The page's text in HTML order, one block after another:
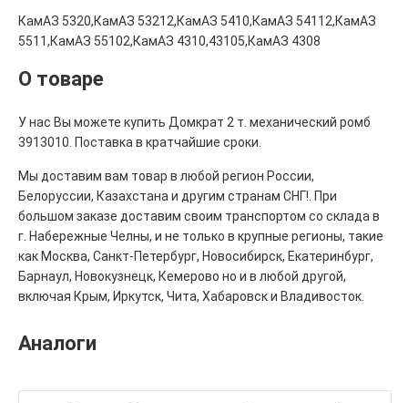
КамАЗ 5320,КамАЗ 53212,КамАЗ 5410,КамАЗ 54112,КамАЗ
5511,КамАЗ 55102,КамАЗ 4310,43105,КамАЗ 4308
О товаре
У нас Вы можете купить Домкрат 2 т. механический ромб
3913010. Поставка в кратчайшие сроки.
Мы доставим вам товар в любой регион России,
Белоруссии, Казахстана и другим странам СНГ!. При
большом заказе доставим своим транспортом со склада в
г. Набережные Челны, и не только в крупные регионы, такие
как Москва, Санкт-Петербург, Новосибирск, Екатеринбург,
Барнаул, Новокузнецк, Кемерово но и в любой другой,
включая Крым, Иркутск, Чита, Хабаровск и Владивосток.
Аналоги